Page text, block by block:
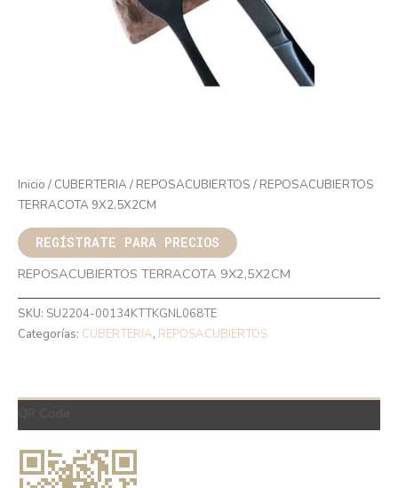
Inicio / CUBERTERIA/ REPOSACUBIERTOS / REPOSACUBIERTOS
TERRACOTA 9X2,5X2CM
REGÍSTRATE PARA PRECIOS
REPOSACUBIERTOS TERRACOTA 9X2,5X2CM
SKU: SU2204-00134KTTKGNL068TE
Categorías: CUBERTERIA, REPOSACUBIERTOS